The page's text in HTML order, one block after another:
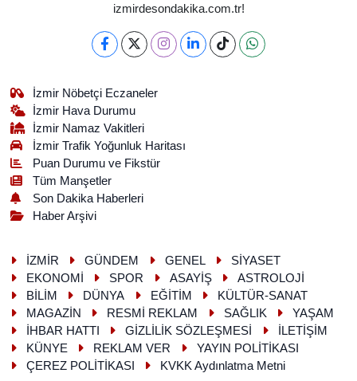
izmirdesondakika.com.tr!
İzmir Nöbetçi Eczaneler
İzmir Hava Durumu
İzmir Namaz Vakitleri
İzmir Trafik Yoğunluk Haritası
Puan Durumu ve Fikstür
Tüm Manşetler
Son Dakika Haberleri
Haber Arşivi
İZMİR GÜNDEM GENEL
SİYASET
EKONOMİ
SPOR ASAYİŞ
ASTROLOJİ
BİLİM
DÜNYA EĞİTİM
KÜLTÜR-SANAT
MAGAZİN
RESMİ REKLAM SAĞLIK
YAŞAM
İHBAR HATTI
GİZLİLİK SÖZLEŞMESİ
İLETİŞİM
KÜNYE
REKLAM VER
YAYIN POLİTİKASI
ÇEREZ POLİTİKASI
KVKK Aydınlatma Metni